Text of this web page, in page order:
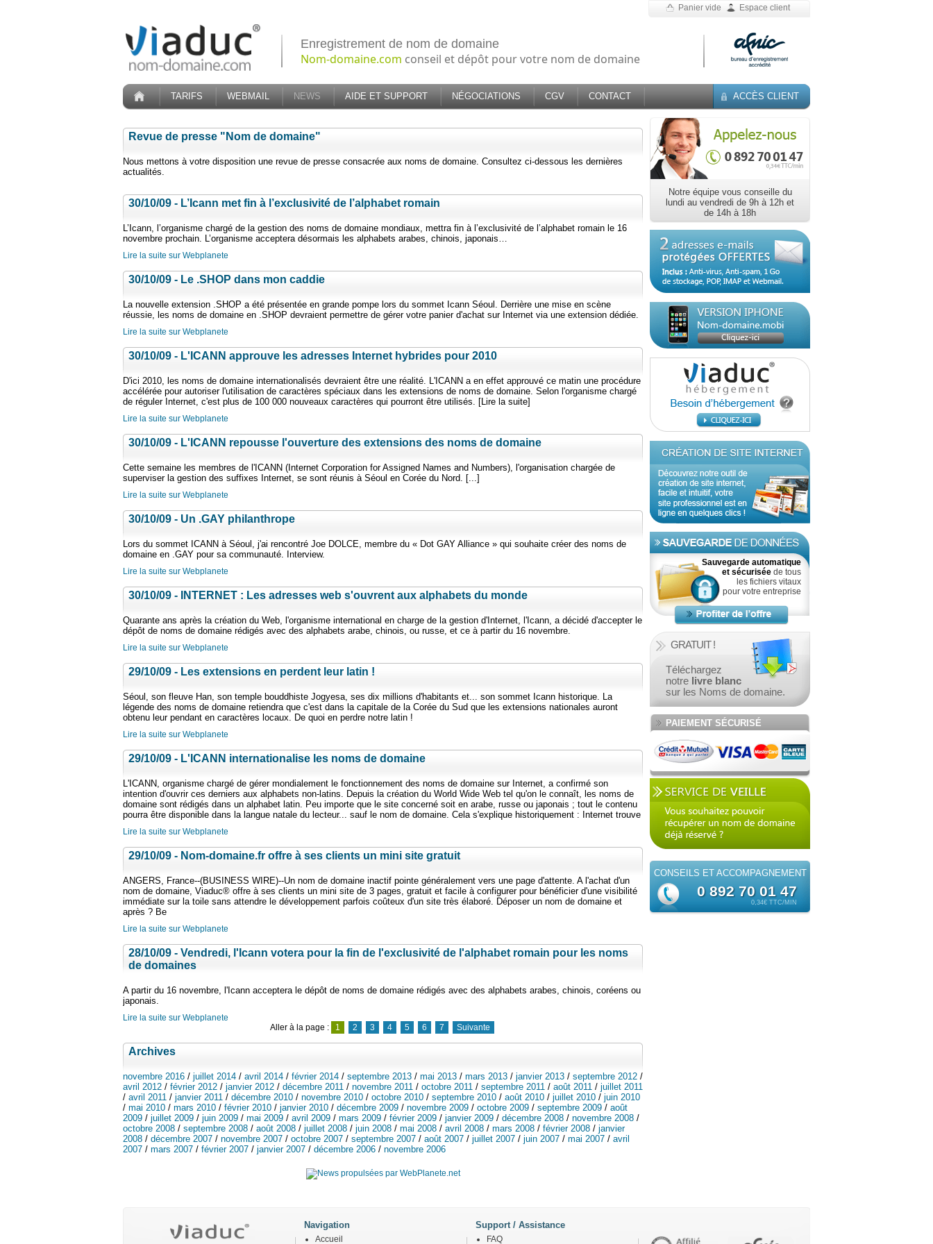
Panier vide Espace client
Enregistrement de nom de domaine
Nom-domaine.com conseil et dépôt pour votre nom de domaine
TARIFS WEBMAIL NEWS AIDE ET SUPPORT NÉGOCIATIONS CGV CONTACT ACCÈS CLIENT
Notre équipe vous conseille du
lundi au vendredi de 9h à 12h et
de 14h à 18h
Sauvegarde automatique
et sécurisée de tous
les fichiers vitaux
pour votre entreprise
GRATUIT !
Téléchargez
notre livre blanc
sur les Noms de domaine.
PAIEMENT SÉCURISÉ
CONSEILS ET ACCOMPAGNEMENT
0 892 70 01 47
0,34€ TTC/MIN
Revue de presse "Nom de domaine"
Nous mettons à votre disposition une revue de presse consacrée aux noms de domaine. Consultez ci-dessous les dernières
actualités.
30/10/09 - L’Icann met fin à l’exclusivité de l’alphabet romain
L’Icann, l’organisme chargé de la gestion des noms de domaine mondiaux, mettra fin à l’exclusivité de l’alphabet romain le 16
novembre prochain. L’organisme acceptera désormais les alphabets arabes, chinois, japonais…
Lire la suite sur Webplanete
30/10/09 - Le .SHOP dans mon caddie
La nouvelle extension .SHOP a été présentée en grande pompe lors du sommet Icann Séoul. Derrière une mise en scène
réussie, les noms de domaine en .SHOP devraient permettre de gérer votre panier d'achat sur Internet via une extension dédiée.
Lire la suite sur Webplanete
30/10/09 - L'ICANN approuve les adresses Internet hybrides pour 2010
D'ici 2010, les noms de domaine internationalisés devraient être une réalité. L'ICANN a en effet approuvé ce matin une procédure
accélérée pour autoriser l'utilisation de caractères spéciaux dans les extensions de noms de domaine. Selon l'organisme chargé
de réguler Internet, c'est plus de 100 000 nouveaux caractères qui pourront être utilisés. [Lire la suite]
Lire la suite sur Webplanete
30/10/09 - L'ICANN repousse l'ouverture des extensions des noms de domaine
Cette semaine les membres de l'ICANN (Internet Corporation for Assigned Names and Numbers), l'organisation chargée de
superviser la gestion des suffixes Internet, se sont réunis à Séoul en Corée du Nord. [...]
Lire la suite sur Webplanete
30/10/09 - Un .GAY philanthrope
Lors du sommet ICANN à Séoul, j'ai rencontré Joe DOLCE, membre du « Dot GAY Alliance » qui souhaite créer des noms de
domaine en .GAY pour sa communauté. Interview.
Lire la suite sur Webplanete
30/10/09 - INTERNET : Les adresses web s'ouvrent aux alphabets du monde
Quarante ans après la création du Web, l'organisme international en charge de la gestion d'Internet, l'Icann, a décidé d'accepter le
dépôt de noms de domaine rédigés avec des alphabets arabe, chinois, ou russe, et ce à partir du 16 novembre.
Lire la suite sur Webplanete
29/10/09 - Les extensions en perdent leur latin !
Séoul, son fleuve Han, son temple bouddhiste Jogyesa, ses dix millions d'habitants et... son sommet Icann historique. La
légende des noms de domaine retiendra que c'est dans la capitale de la Corée du Sud que les extensions nationales auront
obtenu leur pendant en caractères locaux. De quoi en perdre notre latin !
Lire la suite sur Webplanete
29/10/09 - L'ICANN internationalise les noms de domaine
L'ICANN, organisme chargé de gérer mondialement le fonctionnement des noms de domaine sur Internet, a confirmé son
intention d'ouvrir ces derniers aux alphabets non-latins. Depuis la création du World Wide Web tel qu'on le connaît, les noms de
domaine sont rédigés dans un alphabet latin. Peu importe que le site concerné soit en arabe, russe ou japonais ; tout le contenu
pourra être disponible dans la langue natale du lecteur... sauf le nom de domaine. Cela s'explique historiquement : Internet trouve
Lire la suite sur Webplanete
29/10/09 - Nom-domaine.fr offre à ses clients un mini site gratuit
ANGERS, France--(BUSINESS WIRE)--Un nom de domaine inactif pointe généralement vers une page d'attente. A l'achat d'un
nom de domaine, Viaduc® offre à ses clients un mini site de 3 pages, gratuit et facile à configurer pour bénéficier d'une visibilité
immédiate sur la toile sans attendre le développement parfois coûteux d'un site très élaboré. Déposer un nom de domaine et
après ? Be
Lire la suite sur Webplanete
28/10/09 - Vendredi, l'Icann votera pour la fin de l'exclusivité de l'alphabet romain pour les noms
de domaines
A partir du 16 novembre, l'Icann acceptera le dépôt de noms de domaine rédigés avec des alphabets arabes, chinois, coréens ou
japonais.
Lire la suite sur Webplanete
Aller à la page :
1 2 3 4 5 6 7 Suivante
Archives
novembre 2016 / juillet 2014 / avril 2014 / février 2014 / septembre 2013 / mai 2013 / mars 2013 / janvier 2013 / septembre 2012 /
avril 2012 / février 2012 / janvier 2012 / décembre 2011 / novembre 2011 / octobre 2011 / septembre 2011 / août 2011 / juillet 2011
/ avril 2011 / janvier 2011 / décembre 2010 / novembre 2010 / octobre 2010 / septembre 2010 / août 2010 / juillet 2010 / juin 2010
/ mai 2010 / mars 2010 / février 2010 / janvier 2010 / décembre 2009 / novembre 2009 / octobre 2009 / septembre 2009 / août
2009 / juillet 2009 / juin 2009 / mai 2009 / avril 2009 / mars 2009 / février 2009 / janvier 2009 / décembre 2008 / novembre 2008 /
octobre 2008 / septembre 2008 / août 2008 / juillet 2008 / juin 2008 / mai 2008 / avril 2008 / mars 2008 / février 2008 / janvier
2008 / décembre 2007 / novembre 2007 / octobre 2007 / septembre 2007 / août 2007 / juillet 2007 / juin 2007 / mai 2007 / avril
2007 / mars 2007 / février 2007 / janvier 2007 / décembre 2006 / novembre 2006
Navigation
Accueil
Support / Assistance
FAQ